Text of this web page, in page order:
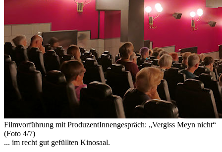
Filmvorführung mit ProduzentInnengespräch: „Vergiss Meyn nicht“
(Foto 4/7)
... im recht gut gefüllten Kinosaal.